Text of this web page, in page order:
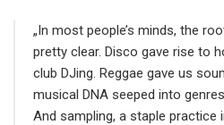
„In most people’s minds, the
pretty clear. Disco gave rise to
club DJing. Reggae gave us
musical DNA seeped into
And sampling, a staple practice